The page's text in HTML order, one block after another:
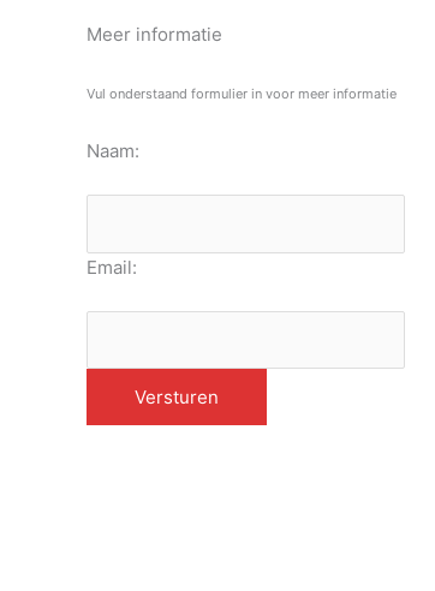
Meer informatie
Vul onderstaand formulier in voor meer informatie
Naam:
Email: